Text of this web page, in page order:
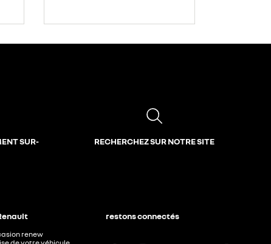
SUR-
RECHERCHEZ SUR NOTRE SITE
renew
restons connectés